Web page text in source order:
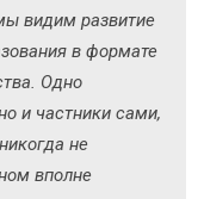
видим развитие
в формате
Одно
и частники сами,
не
вполне